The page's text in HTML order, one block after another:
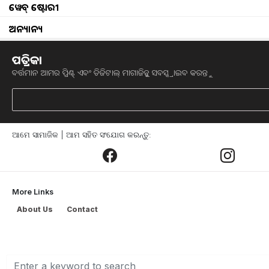
ୱେବ୍ ଷ୍ଟୋରୀ
ଅନ୍ୟାନ୍ୟ
ପତ୍ରିକା
ବର୍ତ୍ତମାନ ଆମର ପ୍ରିଣ୍ଟ୍ ଏବଂ ଡିଜିଟାଲ୍ ମାଗାଜିନ୍କୁ ସବସ୍କ୍ରାଇବ କରନ୍ତୁ
ଆମେ ସାମାଜିକ | ଆମ ସହିତ ସଂଯୋଗ କରନ୍ତୁ:
More Links
About Us
Contact
Block Level Fisheries
ସ୍ଥାନ: ମାର୍କୋନା, ସିମୁଳିଆ, ବାଲେଶ୍ୱର,
ତାରିଖ: ୧୫ ନଭେମ୍ବର, ୨୦୨୫
ଓଡିଶା ସରକାରଙ୍କ ମତ୍ସ୍ୟ ଓ ପଶୁ ସମ୍ପଦ